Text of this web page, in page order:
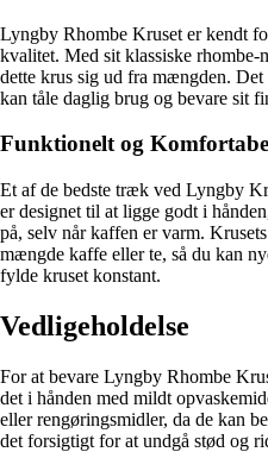
Lyngby Rhombe Kruset er kendt
kvalitet. Med sit klassiske rhombe-
dette krus sig ud fra mængden.
kan tåle daglig brug og bevare sit
Funktionelt og
Et af de bedste træk ved Lyngby
er designet til at ligge godt i
på, selv når kaffen er varm.
mængde kaffe eller te, så du kan
fylde kruset konstant.
Vedligeholdelse
For at bevare Lyngby Rhombe
det i hånden med mildt
eller rengøringsmidler, da de kan
det forsigtigt for at undgå stød og